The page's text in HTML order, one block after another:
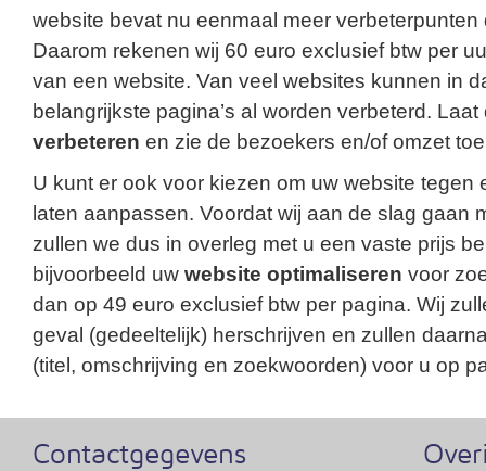
website bevat nu eenmaal meer verbeterpunten
Daarom rekenen wij 60 euro exclusief btw per
van een website. Van veel websites kunnen in
belangrijkste pagina’s al worden verbeterd.
verbeteren en zie de bezoekers en/of omzet
U kunt er ook voor kiezen om uw website tegen
laten aanpassen. Voordat wij aan de slag gaan
zullen we dus in overleg met u een vaste prijs
bijvoorbeeld uw website optimaliseren voor
dan op 49 euro exclusief btw per pagina. Wij
geval (gedeeltelijk) herschrijven en zullen
(titel, omschrijving en zoekwoorden) voor u op
Contactgegevens